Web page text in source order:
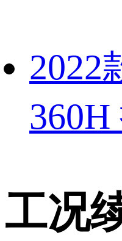
工况